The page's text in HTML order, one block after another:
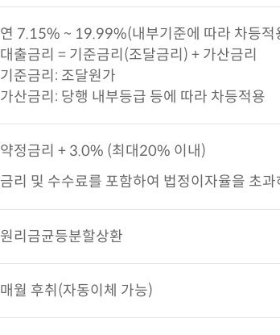
연 7.15% ~ 19.99%(내부기준에 따라 차등
대출금리 = 기준금리(조달금리) + 가산금리
기준금리: 조달원가
가산금리: 당행 내부등급 등에 따라 차등적용
약정금리 + 3.0% (최대20% 이내)
금리 및 수수료를 포함하여 법정이자율을 초과
원리금균등분할상환
매월 후취(자동이체 가능)